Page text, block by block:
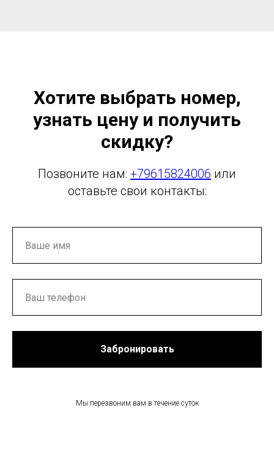
Хотите выбрать номер,
узнать цену и получить
скидку?
Позвоните нам: +79615824006 или
оставьте свои контакты:
Забронировать
Мы перезвоним вам в течение суток